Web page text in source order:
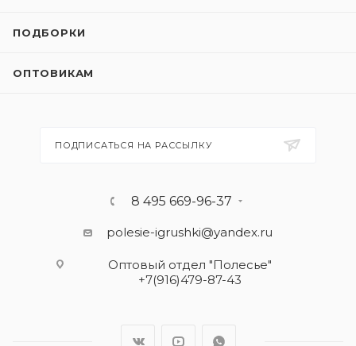
ПОДБОРКИ
ОПТОВИКАМ
ПОДПИСАТЬСЯ НА РАССЫЛКУ
8 495 669-96-37
polesie-igrushki@yandex.ru
Оптовый отдел "Полесье"
+7(916)479-87-43